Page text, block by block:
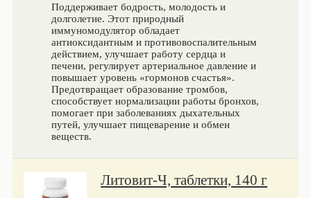
Поддерживает бодрость, молодость и
долголетие. Этот природный
иммуномодулятор обладает
антиоксидантным и противовоспалительным
действием, улучшает работу сердца и
печени, регулирует артериальное давление и
повышает уровень «гормонов счастья».
Предотвращает образование тромбов,
способствует нормализации работы бронхов,
помогает при заболеваниях дыхательных
путей, улучшает пищеварение и обмен
веществ.
Литовит-Ч, таблетки, 140 г